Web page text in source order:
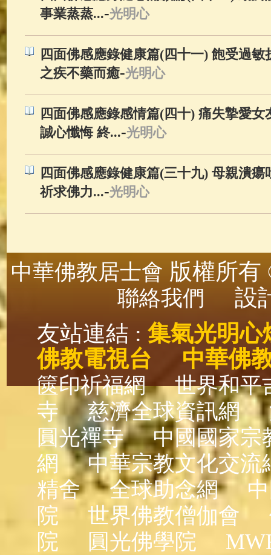
事業蒸蒸...-光明心
四面佛感應錄健康篇(四十一) 飽受過
之疾不藥而癒-光明心
四面佛感應錄感情篇(四十) 痛失摯愛
誠心懺悔 終...-光明心
四面佛感應錄健康篇(三十九) 母親潰
祈求佛力...-光明心
中華佛教居士會 版權所
聯絡我們
設
友站連結 : 集氣光明心
佛教電視台
中華佛
篋印祈福網
世界和平
寺
慈濟全球資訊網
圓光禪寺
中國國家宗
網
中華宗教文化交流
精舍
全球助念網
院
世界佛教僧伽會
院
圓光佛學院